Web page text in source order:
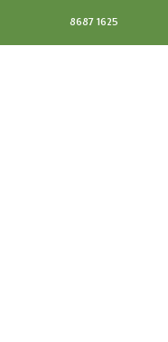
8687 1625